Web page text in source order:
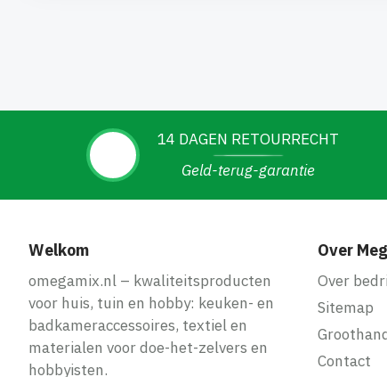
14 DAGEN RETOURRECHT
Geld-terug-garantie
Welkom
omegamix.nl – kwaliteitsproducten
voor huis, tuin en hobby: keuken- en
badkameraccessoires, textiel en
materialen voor doe-het-zelvers en
hobbyisten.
Over
Over
Sitemap
Contact